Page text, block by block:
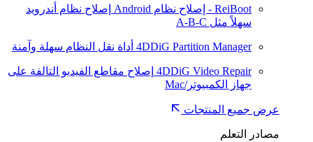
ReiBoot - إصلاح نظام Android
إصلاح نظام أندرويد
سهلاً مثل A-B-C
4DDiG Partition Manager أداة نقل النظام سهلة وآمنة
4DDiG Video Repair إصلاح مقاطع الفيديو التالفة على
جهاز الكمبيوتر/Mac
عرض جميع المنتجات
مصادر التعلم